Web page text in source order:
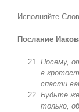
Исполняйте
Послание
Посему,
в
спасти
Будьте
только,